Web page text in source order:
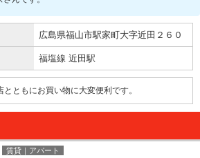
広島県福山市駅家町大字近田２６０
福塩線 近田駅
ともにお買い物に大変便利です。
賃貸｜アパート